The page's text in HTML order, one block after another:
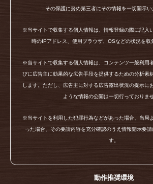
その保護に努め第三者にその情報を一切開示い
※当サイトで収集する個人情報は、情報登録の際に記入
時のIPアドレス、使用ブラウザ、OSなどの状況を収
※当サイトで収集する個人情報は、コンテンツ一般利用
びに広告主に効果的な広告手段を提供するための分析素
します。ただし、広告主に対する広告露出状況の提示に
ような情報の公開は一切行っておりませ
※当サイトを利用した犯罪行為などがあった場合、当局
った場合、その要請内容を充分確認のうえ情報開示要
す。
動作推奨環境